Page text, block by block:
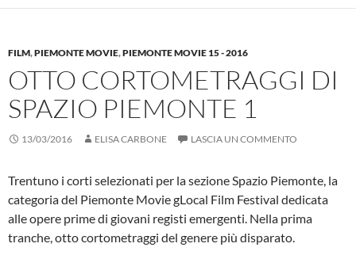
FILM,PIEMONTE MOVIE,PIEMONTE MOVIE 15 - 2016
OTTO CORTOMETRAGGI DI
SPAZIO PIEMONTE 1
13/03/2016 ELISA CARBONE LASCIA UN COMMENTO
Trentuno i corti selezionati per la sezione Spazio Piemonte, la
categoria del Piemonte Movie gLocal Film Festival dedicata
alle opere prime di giovani registi emergenti. Nella prima
tranche, otto cortometraggi del genere più disparato.